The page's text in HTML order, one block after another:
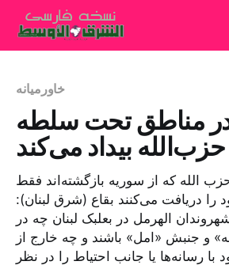
خاورمیانه
در مناطق تحت سلطه
حزب‌الله بیداد می‌کند
الله که از سوریه بازگشته‌اند فقط
دریافت می‌کنند بقاع (شرق لبنان):
الهرمل در بعلبک لبنان چه در
و جنبش «امل» باشند و چه خارج از
رسانه‌ها یا جانب احتیاط را در نظر